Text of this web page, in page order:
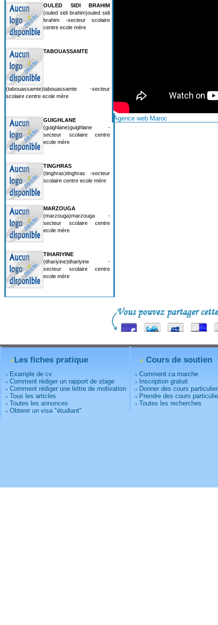
OULED SIDI BRAHIM
(ouled sidi brahim)ouled sidi
brahim -secteur scolaire
centre ecole mère
TABOUASSAMTE
(tabouassamte)tabouassamte -secteur
scolaire centre ecole mère
GUIGHLANE
(guighlane)guighlane -
secteur scolaire centre
ecole mère
TINGHRAS
(tinghras)tinghras -secteur
scolaire centre ecole mère
MARZOUGA
(marzouga)marzouga -
secteur scolaire centre
ecole mère
TIHARIYINE
(tihariyine)tihariyine -
secteur scolaire centre
ecole mère
Agence web Maroc
Les fiches pratique
Example de cv
Comment rédiger un rapport de stage
Comment rédiger une lettre de motivation
Tous les articles
Toutes les annonces
Obtenir un visa "étudiant"
Cours de soutien
Comment ca marche
Inscription gratuit
Donner des cours
Prendre des cours
Toutes les recherches